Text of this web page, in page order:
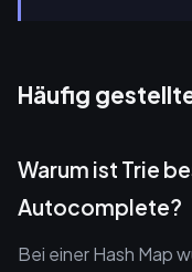
Häufig
Warum ist Trie
Autocomplete?
Bei einer Hash Map